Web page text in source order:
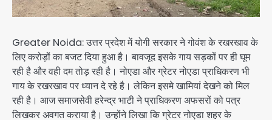
Greater Noida: उत्तर प्रदेश में योगी सरकार ने गोवंश के रखरखाव के
लिए करोड़ों का बजट दिया हुआ है। बावजूद इसके गाय सड़कों पर ही घूम
रही है और वही दम तोड़ रही है। नोएडा और ग्रेटर नोएडा प्राधिकरण भी
गाय के रखरखाव पर ध्यान दे रहे है। लेकिन इसमे खामियां देखने को मिल
रही है। आज समाजसेवी हरेन्द्र भाटी ने प्राधिकरण अफसरों को पत्र
लिखकर अवगत कराया है। उन्होंने लिखा कि ग्रेटर नोएडा शहर के